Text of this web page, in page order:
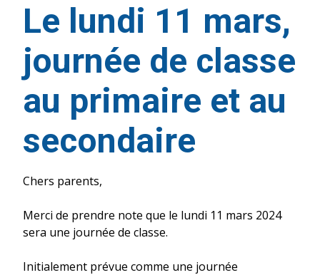
Le lundi 11 mars,
journée de classe
au primaire et au
secondaire
Chers parents,
Merci de prendre note que le lundi 11 mars 2024
sera une journée de classe.
Initialement prévue comme une journée